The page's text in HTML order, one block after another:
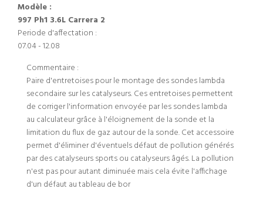
Modèle :
997 Ph1 3.6L Carrera 2
Periode d'affectation :
07.04 - 12.08
Commentaire :
Paire d'entretoises pour le montage des sondes lambda
secondaire sur les catalyseurs. Ces entretoises permettent
de corriger l'information envoyée par les sondes lambda
au calculateur grâce à l'éloignement de la sonde et la
limitation du flux de gaz autour de la sonde. Cet accessoire
permet d'éliminer d'éventuels défaut de pollution générés
par des catalyseurs sports ou catalyseurs âgés. La pollution
n'est pas pour autant diminuée mais cela évite l'affichage
d'un défaut au tableau de bor